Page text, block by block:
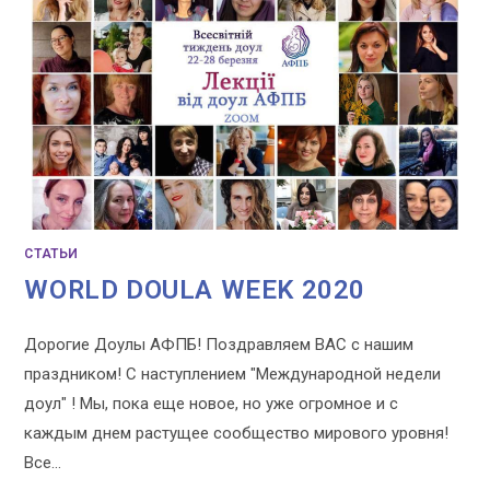
СТАТЬИ
WORLD DOULA WEEK 2020
Дорогие Доулы АФПБ! Поздравляем ВАС с нашим
праздником! С наступлением "Международной недели
доул" ! Мы, пока еще новое, но уже огромное и с
каждым днем растущее сообщество мирового уровня!
Все…